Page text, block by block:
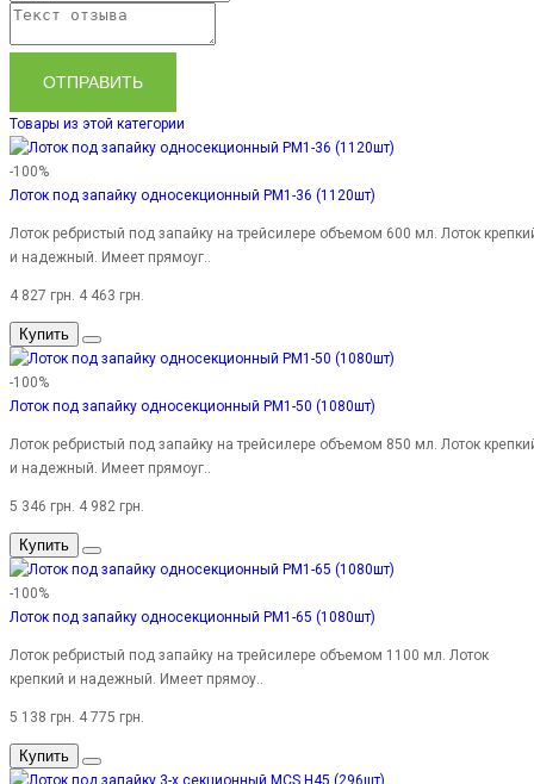
ОТПРАВИТЬ
Товары из этой категории
-100%
Лоток под запайку односекционный PM1-36 (1120шт)
Лоток ребристый под запайку на трейсилере объемом 600 мл. Лоток
и надежный. Имеет прямоуг..
4 827 грн. 4 463 грн.
Купить
-100%
Лоток под запайку односекционный PM1-50 (1080шт)
Лоток ребристый под запайку на трейсилере объемом 850 мл. Лоток
и надежный. Имеет прямоуг..
5 346 грн. 4 982 грн.
Купить
-100%
Лоток под запайку односекционный PM1-65 (1080шт)
Лоток ребристый под запайку на трейсилере объемом 1100 мл. Лоток
крепкий и надежный. Имеет прямоу..
5 138 грн. 4 775 грн.
Купить